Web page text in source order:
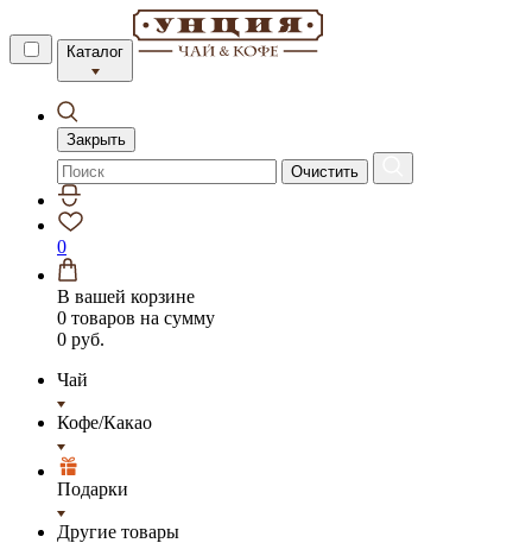
Каталог
Закрыть
Очистить
0
В вашей корзине
0 товаров на сумму
0 руб.
Чай
Кофе/Какао
Подарки
Другие товары